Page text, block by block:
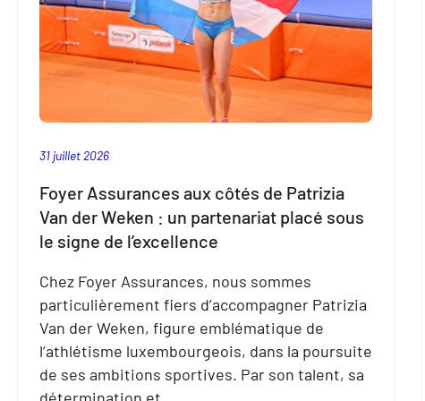
31 juillet 2026
Foyer Assurances aux côtés de Patrizia
Van der Weken : un partenariat placé sous
le signe de l’excellence
Chez Foyer Assurances, nous sommes
particulièrement fiers d’accompagner Patrizia
Van der Weken, figure emblématique de
l’athlétisme luxembourgeois, dans la poursuite
de ses ambitions sportives. Par son talent, sa
détermination et…